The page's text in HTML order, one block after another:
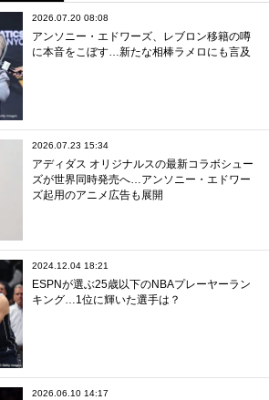
2026.07.20 08:08
アンソニー・エドワーズ、レブロン移籍の噂
に本音をこぼす…新たな相棒ラメロにも言及
2026.07.23 15:34
アディダス オリジナルスの最新コラボシュー
ズが世界同時発売へ…アンソニー・エドワー
ズ起用のアニメ広告も展開
2024.12.04 18:21
ESPNが選ぶ25歳以下のNBAプレーヤーラン
キング…1位に輝いた選手は？
2026.06.10 14:17